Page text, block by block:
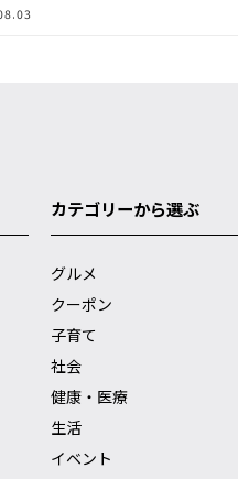
カテゴリーから選ぶ
グルメ
クーポン
子育て
社会
健康・医療
生活
イベント